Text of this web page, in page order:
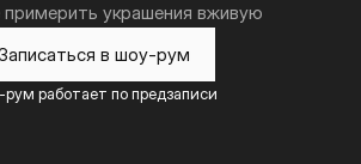
украшения вживую
Записаться в шоу-рум
работает по предзаписи